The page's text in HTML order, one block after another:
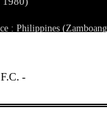
: Philippines
-